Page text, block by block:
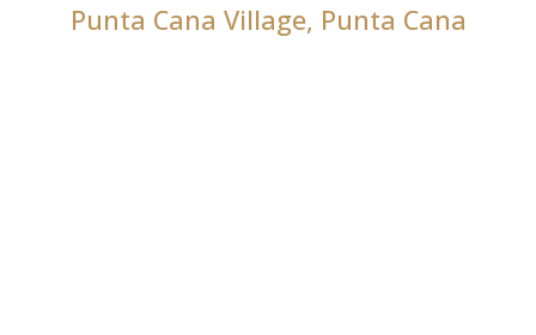
Punta Cana Village, Punta Cana